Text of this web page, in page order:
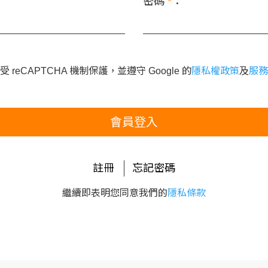
reCAPTCHA 機制保護，並遵守 Google 的隱私權政策及服
會員登入
註冊 忘記密碼
繼續即表明您同意我們的隱私條款